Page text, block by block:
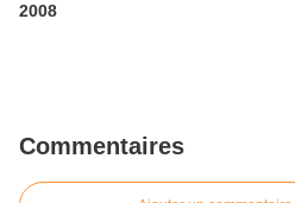
2008
Commentaires